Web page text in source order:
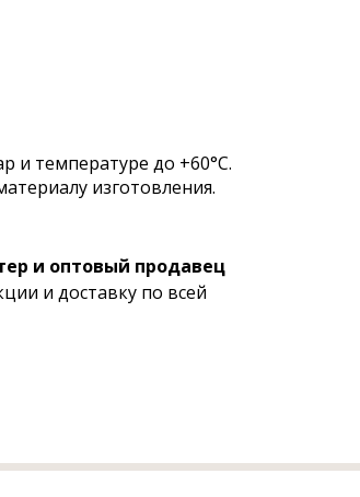
и температуре до +60°C.
изготовления.
и оптовый продавец
и доставку по всей